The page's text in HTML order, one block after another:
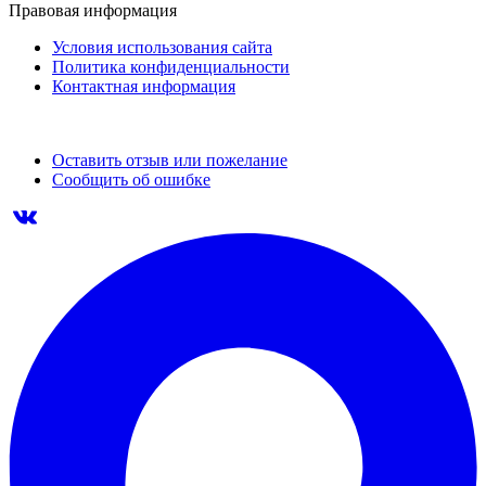
Правовая информация
Условия использования сайта
Политика конфиденциальности
Контактная информация
Оставить отзыв или пожелание
Сообщить об ошибке